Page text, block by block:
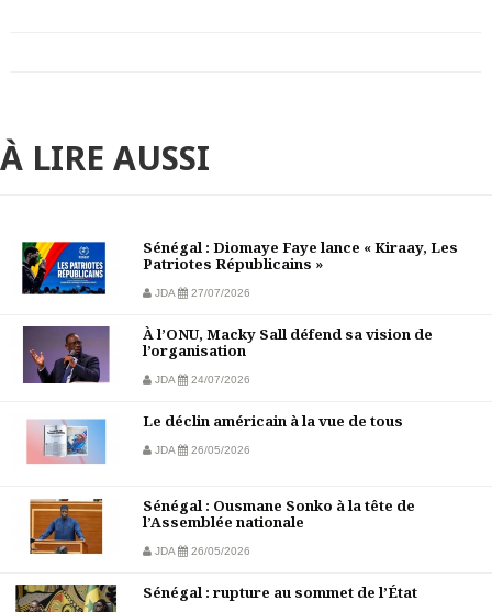
À LIRE AUSSI
Sénégal : Diomaye Faye lance « Kiraay, Les
Patriotes Républicains »
JDA 27/07/2026
À l’ONU, Macky Sall défend sa vision de
l’organisation
JDA 24/07/2026
Le déclin américain à la vue de tous
JDA 26/05/2026
Sénégal : Ousmane Sonko à la tête de
l’Assemblée nationale
JDA 26/05/2026
Sénégal : rupture au sommet de l’État